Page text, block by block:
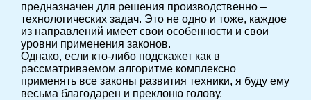
предназначен для решения производственно –
технологических задач. Это не одно и тоже, каждое
из направлений имеет свои особенности и свои
уровни применения законов.
Однако, если кто-либо подскажет как в
рассматриваемом алгоритме комплексно
применять все законы развития техники, я буду ему
весьма благодарен и преклоню голову.